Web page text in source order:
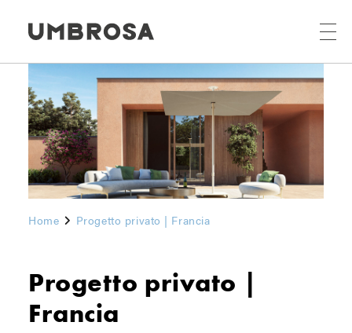
Home Progetto privato | Francia
Progetto privato |
Francia